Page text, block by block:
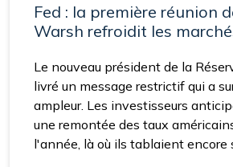
Fed : la première réunion
Warsh refroidit les
Le nouveau président de la
livré un message restrictif qui a
ampleur. Les investisseurs
une remontée des taux
l'année, là où ils tablaient encore